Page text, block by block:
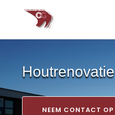
Houtrenovatie
NEEM CONTACT OP